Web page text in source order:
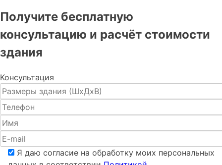
Получите бесплатную
консультацию и расчёт стоимости
здания
Консультация
Я даю согласие на обработку моих персональных